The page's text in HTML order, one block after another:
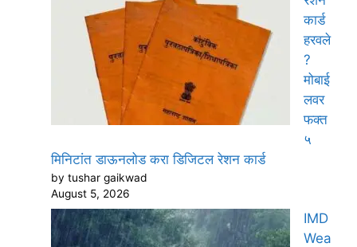
कार्ड
हरवले
?
मोबाई
लवर
फक्त
५
मिनिटांत डाऊनलोड करा डिजिटल रेशन कार्ड
by tushar gaikwad
August 5, 2026
IMD
Wea